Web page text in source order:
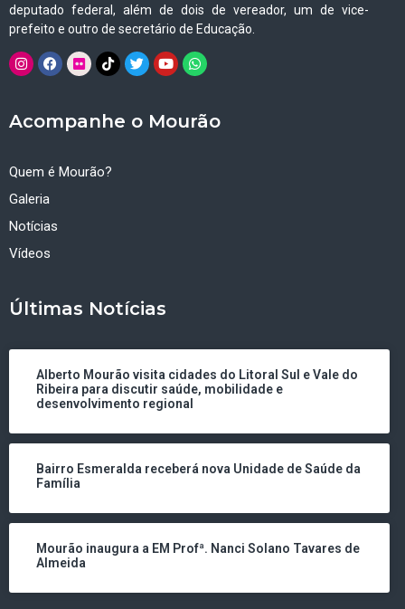
deputado federal, além de dois de vereador, um de vice-
prefeito e outro de secretário de Educação.
Acompanhe o Mourão
Quem é Mourão?
Galeria
Notícias
Vídeos
Últimas Notícias
Alberto Mourão visita cidades do Litoral Sul e Vale do
Ribeira para discutir saúde, mobilidade e
desenvolvimento regional
Bairro Esmeralda receberá nova Unidade de Saúde da
Família
Mourão inaugura a EM Profª. Nanci Solano Tavares de
Almeida